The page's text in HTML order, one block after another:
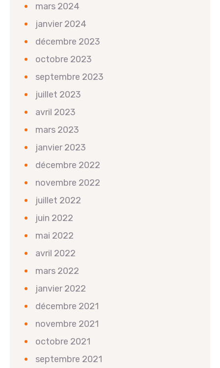
mars 2024
janvier 2024
décembre 2023
octobre 2023
septembre 2023
juillet 2023
avril 2023
mars 2023
janvier 2023
décembre 2022
novembre 2022
juillet 2022
juin 2022
mai 2022
avril 2022
mars 2022
janvier 2022
décembre 2021
novembre 2021
octobre 2021
septembre 2021